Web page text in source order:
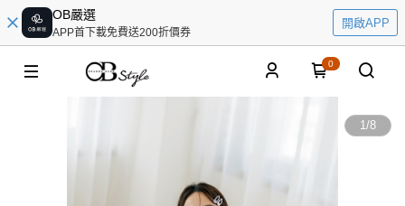
OB嚴選
APP首下載免費送200折價券
開啟APP
0
1/8